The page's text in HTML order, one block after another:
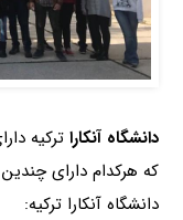
دانشگاه آنکارا ترکیه
که هرکدام دارای
دانشگاه آنکارا ترکیه: